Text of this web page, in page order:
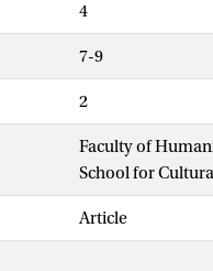
4
7-9
2
Faculty of
School for
Article